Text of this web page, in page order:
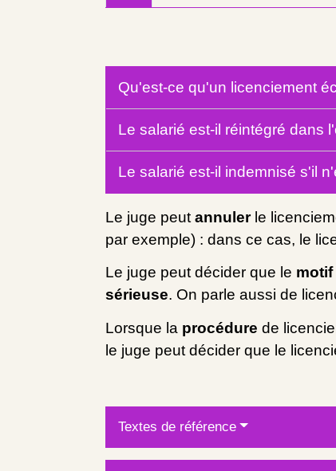
Qu'est-ce qu'un licenciement
Le salarié est-il réintégré dans
Le salarié est-il indemnisé s'il
Le juge peut annulerle
par exemple) : dans ce cas, le
Le juge peut décider que le
sérieuse. On parle aussi de
Lorsque la procédure de
le juge peut décider que le
Textes de référence